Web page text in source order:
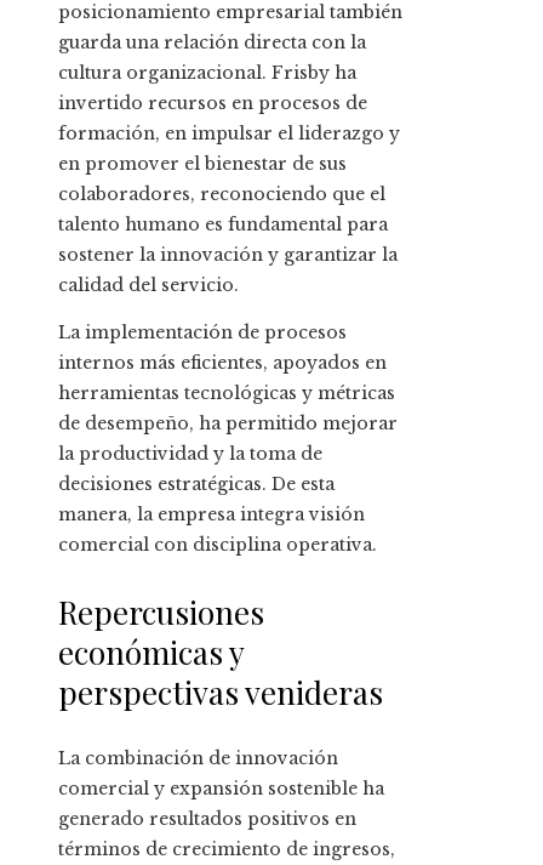
posicionamiento empresarial también
guarda una relación directa con la
cultura organizacional. Frisby ha
invertido recursos en procesos de
formación, en impulsar el liderazgo y
en promover el bienestar de sus
colaboradores, reconociendo que el
talento humano es fundamental para
sostener la innovación y garantizar la
calidad del servicio.
La implementación de procesos
internos más eficientes, apoyados en
herramientas tecnológicas y métricas
de desempeño, ha permitido mejorar
la productividad y la toma de
decisiones estratégicas. De esta
manera, la empresa integra visión
comercial con disciplina operativa.
Repercusiones
económicas y
perspectivas venideras
La combinación de innovación
comercial y expansión sostenible ha
generado resultados positivos en
términos de crecimiento de ingresos,